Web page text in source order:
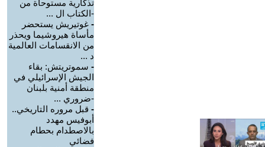
تذكارية مستوحاة من
-الكتاب ال ...
- غوتيريش يستحضر
مأساة هيروشيما ويحذر
من الانقسامات العالمية
د ...
- سموتريتش: بقاء
الجيش الإسرائيلي في
منطقة أمنية بلبنان
-ضروري ...
- قبل مروره التاريخي..
أبوفيس مهدد
بالاصطدام بحطام
فضائي